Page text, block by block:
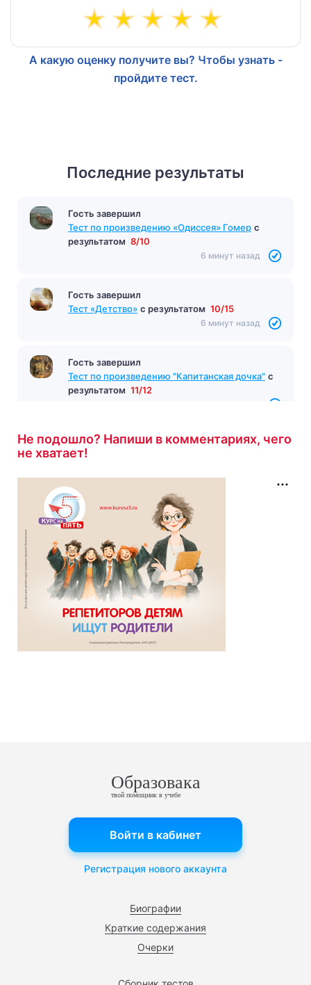
А какую оценку получите вы? Чтобы узнать -
пройдите тест.
Последние результаты
Гость завершил
Тест по произведению «Одиссея» Гомер с
результатом 8/10
6 минут назад
Гость завершил
Тест «Детство» с результатом 10/15
6 минут назад
Гость завершил
Тест по произведению "Капитанская дочка" с
результатом 11/12
Не подошло? Напиши в комментариях, чего
не хватает!
Образовака
твой помощник в учебе
Биографии
Краткие содержания
Очерки
Войти в кабинет
Регистрация нового аккаунта